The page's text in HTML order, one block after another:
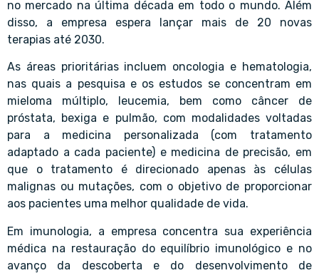
no mercado na última década em todo o mundo. Além
disso, a empresa espera lançar mais de 20 novas
terapias até 2030.
As áreas prioritárias incluem oncologia e hematologia,
nas quais a pesquisa e os estudos se concentram em
mieloma múltiplo, leucemia, bem como câncer de
próstata, bexiga e pulmão, com modalidades voltadas
para a medicina personalizada (com tratamento
adaptado a cada paciente) e medicina de precisão, em
que o tratamento é direcionado apenas às células
malignas ou mutações, com o objetivo de proporcionar
aos pacientes uma melhor qualidade de vida.
Em imunologia, a empresa concentra sua experiência
médica na restauração do equilíbrio imunológico e no
avanço da descoberta e do desenvolvimento de